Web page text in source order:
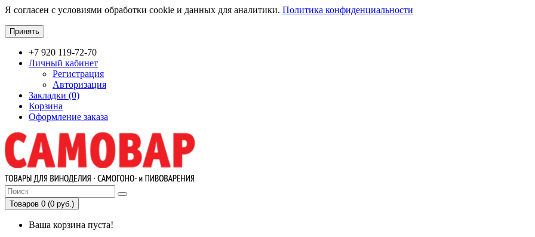
Я согласен с условиями обработки cookie и данных для аналитики. Политика конфиденциальности
Принять
+7 920 119-72-70
Личный кабинет
Регистрация
Авторизация
Закладки (0)
Корзина
Оформление заказа
Товаров 0 (0 руб.)
Ваша корзина пуста!